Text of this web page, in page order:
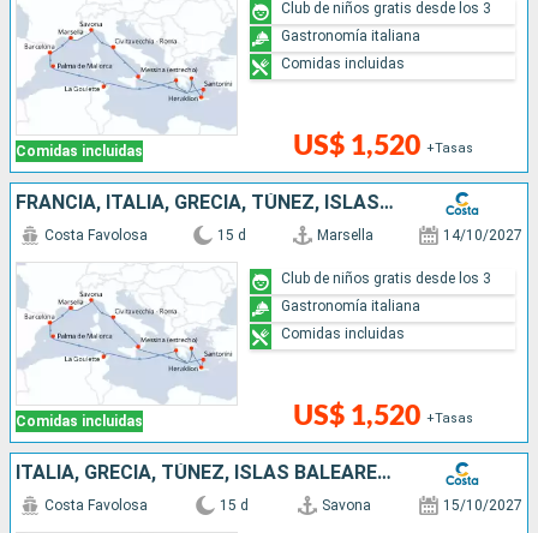
Comidas incluidas US$ 1,520 +Tasas
Club de niños gratis desde los 3
Gastronomía italiana
Comidas incluidas
FRANCIA, ITALIA, GRECIA, TÚNEZ, ISLAS BALEARES, ESPAÑA
Comidas incluidas
Costa Favolosa 15 d Marsella 14/10/2027
US$ 1,520 +Tasas
Club de niños gratis desde los 3
Gastronomía italiana
Comidas incluidas
ITALIA, GRECIA, TÚNEZ, ISLAS BALEARES, ESPAÑA, FRANCIA
Costa Favolosa 15 d Savona 15/10/2027